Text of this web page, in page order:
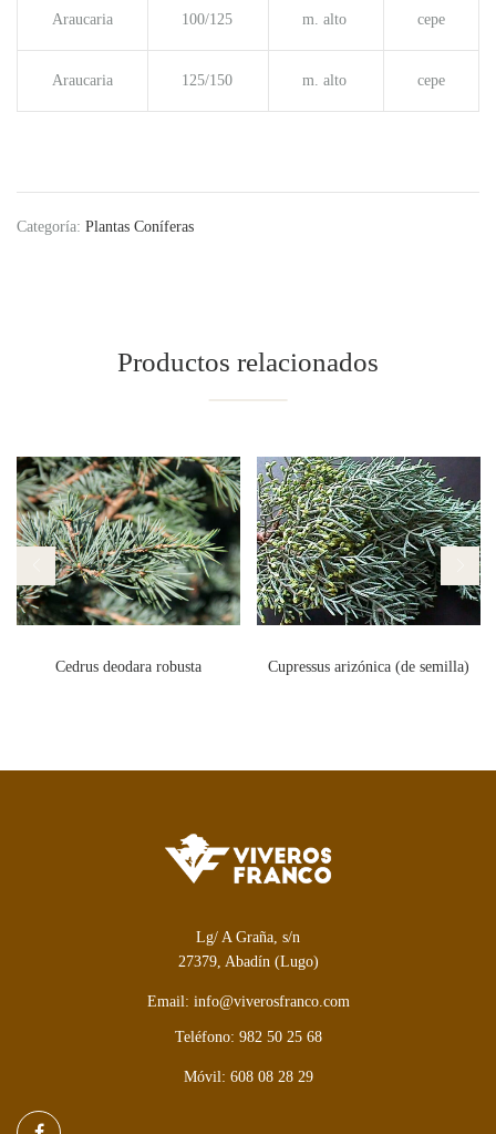
Araucaria 100/125 m. alto cepe
Araucaria 125/150 m. alto cepe
Categoría: Plantas Coníferas
Productos relacionados
Cedrus deodara robusta Cupressus arizónica (de semilla)
Lg/ A Graña, s/n
27379, Abadín (Lugo)
Email: info@viverosfranco.com
Teléfono: 982 50 25 68
Móvil: 608 08 28 29